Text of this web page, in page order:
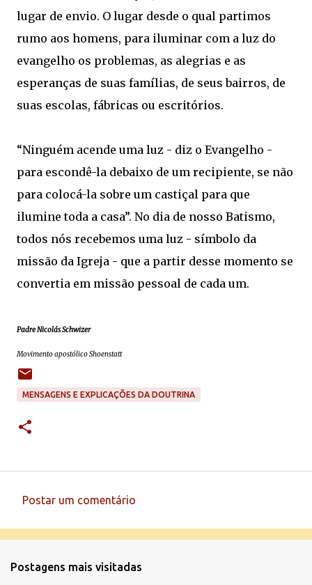
lugar de envio. O lugar desde o qual partimos
rumo aos homens, para iluminar com a luz do
evangelho os problemas, as alegrias e as
esperanças de suas famílias, de seus bairros, de
suas escolas, fábricas ou escritórios.
“Ninguém acende uma luz - diz o Evangelho -
para escondê-la debaixo de um recipiente, se não
para colocá-la sobre um castiçal para que
ilumine toda a casa”. No dia de nosso Batismo,
todos nós recebemos uma luz - símbolo da
missão da Igreja - que a partir desse momento se
convertia em missão pessoal de cada um.
Padre Nicolás Schwizer
Movimento apostólico Shoenstatt
MENSAGENS E EXPLICAÇÕES DA DOUTRINA
e
Postar um comentário
Postagens mais visitadas